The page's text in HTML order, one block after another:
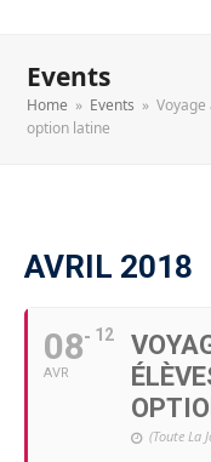
Events
Home » Events »
option latine
AVRIL 2018
08
AVR
12
(Toute La